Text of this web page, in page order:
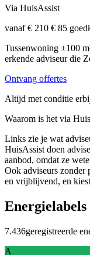
Via HuisAssist
vanaf € 210 € 85
Tussenwoning ±100
erkende adviseur die
Ontvang offertes
Altijd met conditie
Waarom is het via
Links zie je wat
HuisAssist doen
aanbod, omdat ze
Ook adviseurs zonder
en vrijblijvend, en
7.436geregistreerde
A